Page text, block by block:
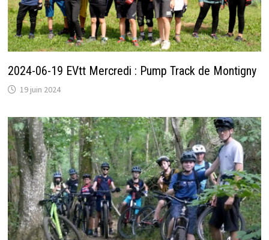
2024-06-19 EVtt Mercredi : Pump Track de Montigny
19 juin 2024